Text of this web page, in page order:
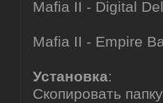
Mafia II - Digital
Mafia II - Empire
Установка:
Скопировать